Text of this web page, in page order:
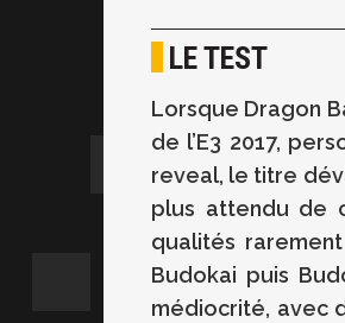
LE TEST
Lorsque Dragon
de l’E3 2017,
reveal, le titre
plus attendu de
qualités
Budokai puis
médiocrité, avec